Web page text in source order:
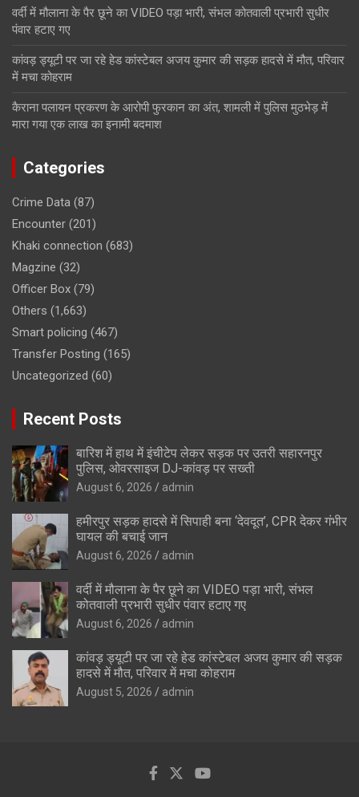
वर्दी में मौलाना के पैर छूने का VIDEO पड़ा भारी, संभल कोतवाली प्रभारी सुधीर
पंवार हटाए गए
कांवड़ ड्यूटी पर जा रहे हेड कांस्टेबल अजय कुमार की सड़क हादसे में मौत, परिवार
में मचा कोहराम
कैराना पलायन प्रकरण के आरोपी फुरकान का अंत, शामली में पुलिस मुठभेड़ में
मारा गया एक लाख का इनामी बदमाश
Categories
Crime Data (87)
Encounter (201)
Khaki connection (683)
Magzine (32)
Officer Box (79)
Others (1,663)
Smart policing (467)
Transfer Posting (165)
Uncategorized (60)
Recent Posts
बारिश में हाथ में इंचीटेप लेकर सड़क पर उतरी सहारनपुर
पुलिस, ओवरसाइज DJ-कांवड़ पर सख्ती
August 6, 2026 admin
हमीरपुर सड़क हादसे में सिपाही बना ‘देवदूत’, CPR देकर गंभीर
घायल की बचाई जान
August 6, 2026 admin
वर्दी में मौलाना के पैर छूने का VIDEO पड़ा भारी, संभल
कोतवाली प्रभारी सुधीर पंवार हटाए गए
August 6, 2026 admin
कांवड़ ड्यूटी पर जा रहे हेड कांस्टेबल अजय कुमार की सड़क
हादसे में मौत, परिवार में मचा कोहराम
August 5, 2026 admin